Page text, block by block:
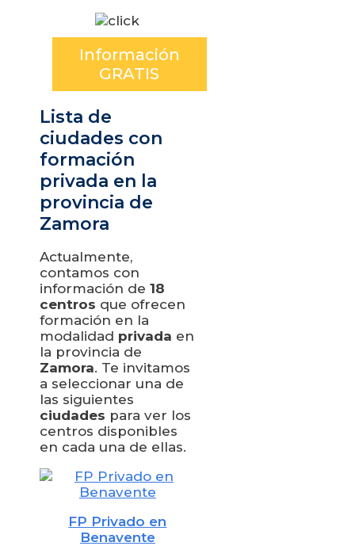
Información
GRATIS
Lista de
ciudades con
formación
privada en la
provincia de
Zamora
Actualmente,
contamos con
información de 18
centros que ofrecen
formación en la
modalidad privada en
la provincia de
Zamora. Te invitamos
a seleccionar una de
las siguientes
ciudades para ver los
centros disponibles
en cada una de ellas.
FP Privado en
Benavente